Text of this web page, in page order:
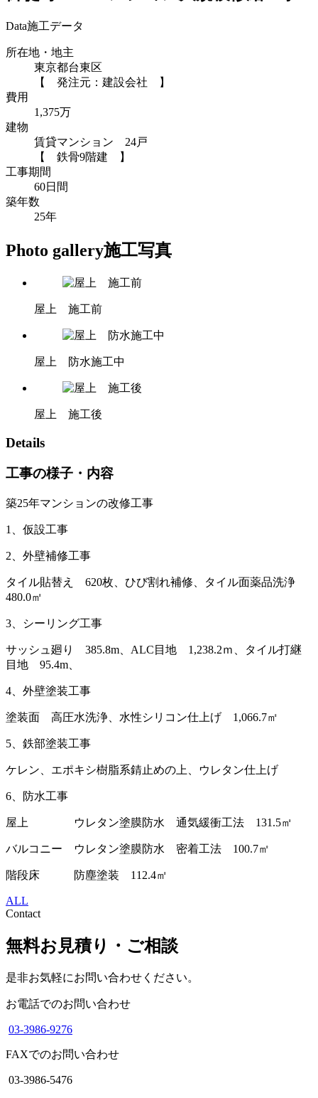
Data施工データ
所在地・地主
東京都台東区
【 発注元：建設会社 】
費用
1,375万
建物
賃貸マンション 24戸
【 鉄骨9階建 】
工事期間
60日間
築年数
25年
Photo gallery施工写真
屋上 施工前
屋上 防水施工中
屋上 施工後
Details
工事の様子・内容
築25年マンションの改修工事
1、仮設工事
2、外壁補修工事
タイル貼替え 620枚、ひび割れ補修、タイル面薬品洗浄
480.0㎡
3、シーリング工事
サッシュ廻り 385.8m、ALC目地 1,238.2ｍ、タイル打継
目地 95.4m、
4、外壁塗装工事
塗装面 高圧水洗浄、水性シリコン仕上げ 1,066.7㎡
5、鉄部塗装工事
ケレン、エポキシ樹脂系錆止めの上、ウレタン仕上げ
6、防水工事
屋上 ウレタン塗膜防水 通気緩衝工法 131.5㎡
バルコニー ウレタン塗膜防水 密着工法 100.7㎡
階段床 防塵塗装 112.4㎡
ALL
Contact
無料お見積り・ご相談
是非お気軽にお問い合わせください。
お電話でのお問い合わせ
03-3986-9276
FAXでのお問い合わせ
03-3986-5476